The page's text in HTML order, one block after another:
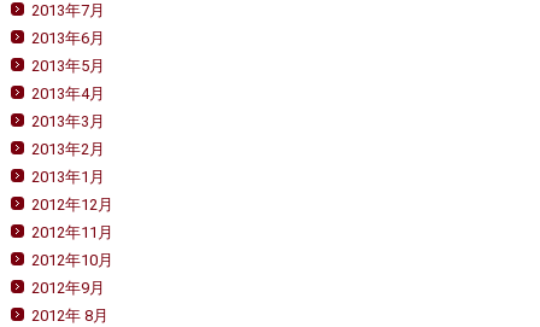
2013年7月
2013年6月
2013年5月
2013年4月
2013年3月
2013年2月
2013年1月
2012年12月
2012年11月
2012年10月
2012年9月
2012年 8月